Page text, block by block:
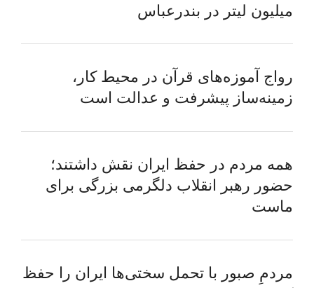
میلیون لیتر در بندرعباس
رواج آموزه‌های قرآن در محیط کار،
زمینه‌ساز پیشرفت و عدالت است
همه مردم در حفظ ایران نقش داشتند؛
حضور رهبر انقلاب دلگرمی بزرگی برای
ماست
مردمِ صبور با تحمل سختی‌ها ایران را حفظ